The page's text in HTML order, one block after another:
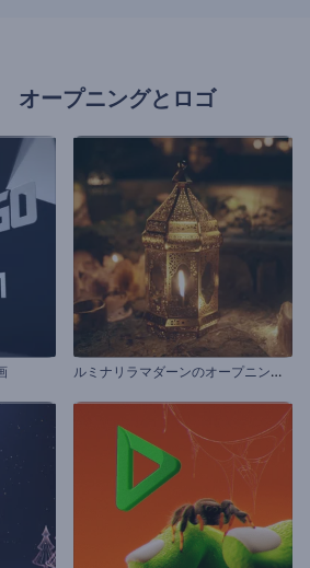
オープニングとロゴ
ル
ミナリラマダーンのオープニング動画